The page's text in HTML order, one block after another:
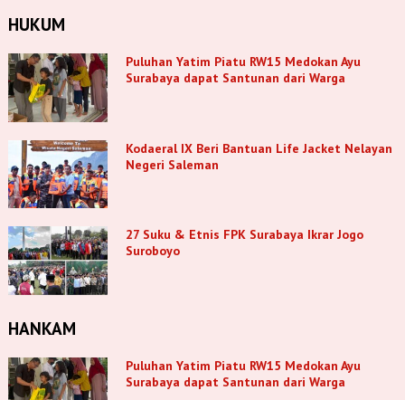
HUKUM
Puluhan Yatim Piatu RW15 Medokan Ayu
Surabaya dapat Santunan dari Warga
Kodaeral IX Beri Bantuan Life Jacket Nelayan
Negeri Saleman
27 Suku & Etnis FPK Surabaya Ikrar Jogo
Suroboyo
HANKAM
Puluhan Yatim Piatu RW15 Medokan Ayu
Surabaya dapat Santunan dari Warga